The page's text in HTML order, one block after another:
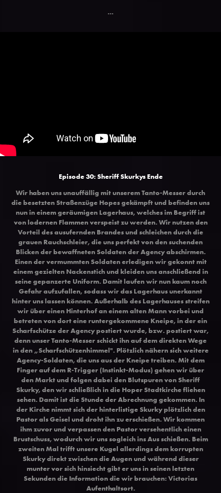
...
Episode 30: Sheriff Skurkys Ende
Wir haben uns unauffällig mit unserem Tanto-Messer durch
die besetzten Straßenzüge Hopes gekämpft und befinden uns
nun in einem geräumigen Lagerhaus, welches im Begriff ist
von lodernen Flammen verspeist zu werden. Wir nutzen den
Vorteil des ausufernden Brandes und schleichen durch die
grauen Rauchschleier, die uns perfekt von den suchenden
Blicken der bewaffneten Soldaten der Agency abschirmen.
Einen der vermummten Soldaten erledigen wir gekonnt mit
einem gezielten Nackenstich und kleiden uns anschließend in
seine gepanzerte Uniform. Damit laufen wir nun kaum noch
Gefahr aufzufallen, sodass wir das Lagerhaus unerkannt
hinter uns lassen können. Außerhalb des Lagerhauses streifen
wir über einen Hinterhof an einem alten Mann vorbei und
betreten von dort eine runtergekommene Kneipe, in der ein
Scharfschütze der Agency postiert wurde, bzw. postiert war,
denn unser Tanto-Messer schickt ihn auf dem direkten Wege
in den „Scharfschützenhimmel". Plötzlich nähern sich weitere
Agency-Soldaten, die uns aus der Kneipe treiben. Mit dem
Finger auf dem R-Trigger (Instinkt-Modus) gehen wir über
den Markt und folgen dabei den Blutspuren von Sheriff
Skurky, den wir schließlich in die Hoper Stadtkirche fliehen
sehen. Damit ist die Stunde der Abrechnung gekommen. In
der Kirche nimmt sich der hinterlistige Skurky plötzlich den
Pastor als Geisel und droht ihn zu erschießen. Wir kommen
ihm zuvor und verpassen den Pastor versehentlich einen
Brustschuss, wodurch wir uns sogleich ins Aus schießen. Beim
zweiten Mal trifft unsere Kugel allerdings dem korrupten
Skurky direkt zwischen die Augen und während dieser
munter vor sich hinsiecht gibt er uns in seinen letzten
Sekunden die Information die wir brauchen: Victorias
Aufenthaltsort.